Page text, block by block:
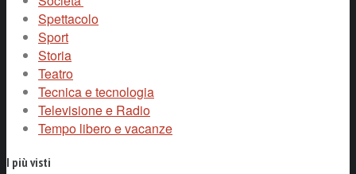
Spettacolo
Sport
Storia
Teatro
Tecnica e tecnologia
Televisione e Radio
Tempo libero e vacanze
I più visti